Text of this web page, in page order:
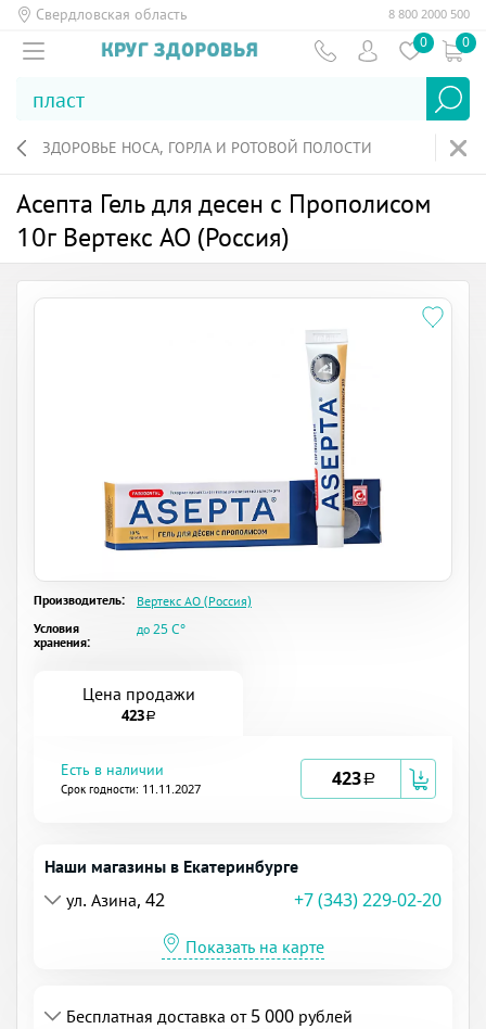
Свердловская область 8 800 2000 500
0 0
ЗДОРОВЬЕ НОСА, ГОРЛА И РОТОВОЙ ПОЛОСТИ
Асепта Гель для десен с Прополисом
10г Вертекс АО (Россия)
Производитель:
Вертекс АО (Россия)
Условия
хранения:
до 25 C°
Цена продажи
423a
Есть в наличии
Срок годности: 11.11.2027 423a
Наши магазины в Екатеринбурге
ул. Азина, 42
+7 (343) 229-02-20
Показать на карте
Бесплатная доставка от 5 000 рублей